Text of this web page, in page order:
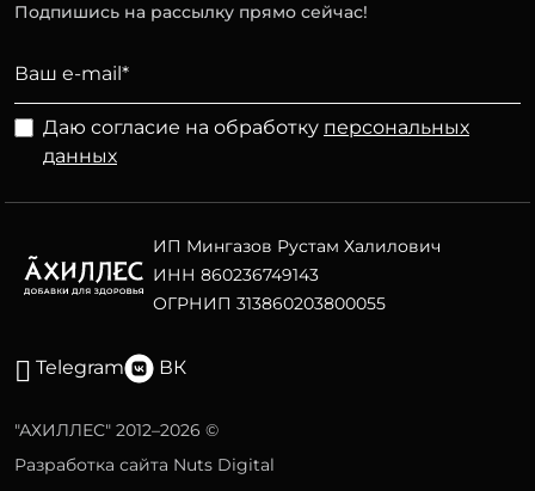
Подпишись на рассылку прямо сейчас!
Даю согласие на обработку персональных
данных
ИП Мингазов Рустам Халилович
ИНН 860236749143
ОГРНИП 313860203800055
Telegram ВК
"АХИЛЛЕС" 2012–2026 ©
Разработка сайта Nuts Digital